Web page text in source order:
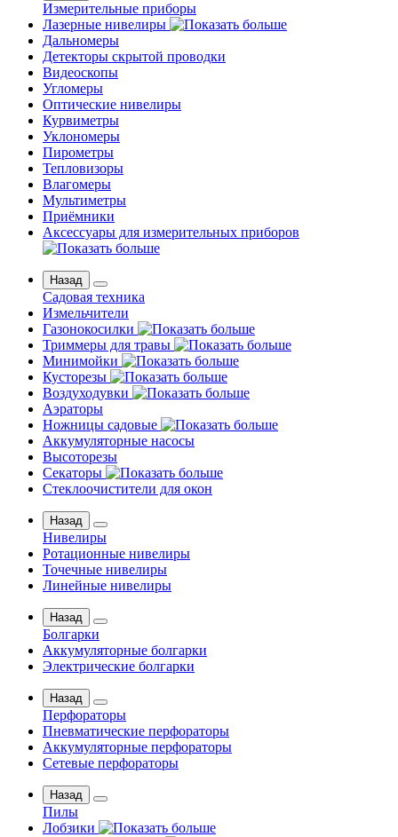
Измерительные приборы
Лазерные нивелиры
Дальномеры
Детекторы скрытой проводки
Видеоскопы
Угломеры
Оптические нивелиры
Курвиметры
Уклономеры
Пирометры
Тепловизоры
Влагомеры
Мультиметры
Приёмники
Аксессуары для измерительных приборов
Назад
Садовая техника
Измельчители
Газонокосилки
Триммеры для травы
Минимойки
Кусторезы
Воздуходувки
Аэраторы
Ножницы садовые
Аккумуляторные насосы
Высоторезы
Секаторы
Стеклоочистители для окон
Назад
Нивелиры
Ротационные нивелиры
Точечные нивелиры
Линейные нивелиры
Назад
Болгарки
Аккумуляторные болгарки
Электрические болгарки
Назад
Перфораторы
Пневматические перфораторы
Аккумуляторные перфораторы
Сетевые перфораторы
Назад
Пилы
Лобзики